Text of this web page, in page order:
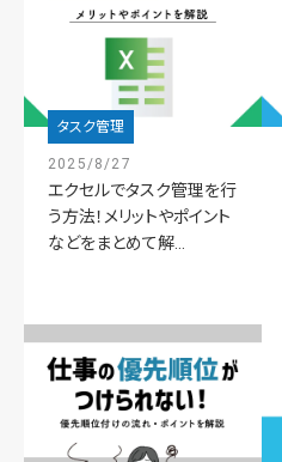
タスク管理
2025/8/27
エクセルでタスク管理を行
う方法！メリットやポイント
などをまとめて解...